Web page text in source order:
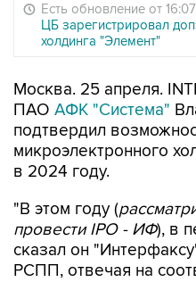
Есть обновление от 16:07
ЦБ зарегистрировал
холдинга "Элемент"
Москва. 25 апреля.
ПАО АФК "Система"
подтвердил
микроэлектронного
в 2024 году.
"В этом году (
провести IPO - ИФ), в
сказал он
РСПП, отвечая на